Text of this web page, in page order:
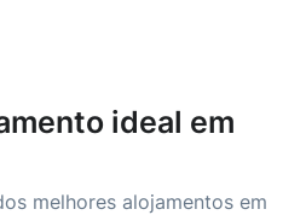
ideal em
melhores alojamentos em